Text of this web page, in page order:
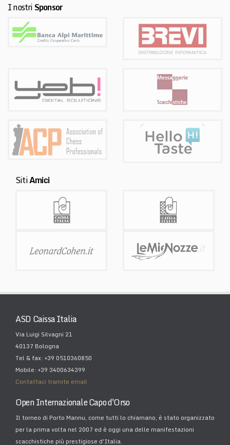
I nostriSponsor
SitiAmici
ASD Caissa Italia
Via Luigi Silvagni 21
40137 Bologna
Tel & fax: +39 0510360850
Mobile: +39 3400634399
Contattaci tramite email
Open Internazionale Capo d'Orso
Il torneo di Porto Mannu, come tutti lo chiamano, è stato organizzato
per la prima volta nel 2007 ed è oggi una delle manifestazioni
scacchistiche più prestigiose d'Italia.